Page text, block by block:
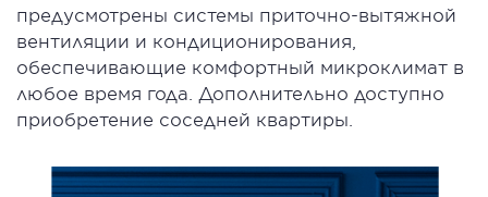
предусмотрены системы приточно-вытяжной
вентиляции и кондиционирования,
обеспечивающие комфортный микроклимат в
любое время года. Дополнительно доступно
приобретение соседней квартиры.